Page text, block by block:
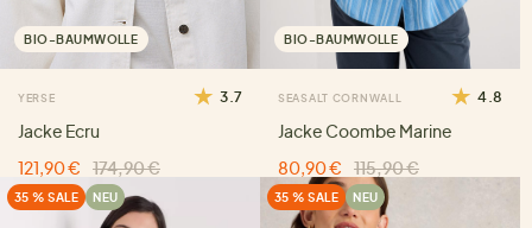
BIO-BAUMWOLLE
YERSE 3.7
Jacke Ecru
121,90 €
174,90 €
BIO-BAUMWOLLE
SEASALT CORNWALL 4.8
Jacke Coombe Marine
80,90 €
115,90 €
35 % SALE NEU 35 % SALE NEU